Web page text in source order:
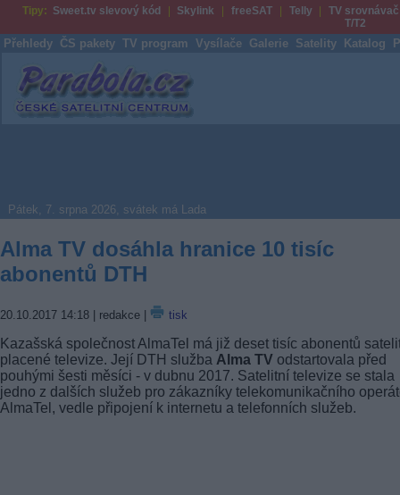
Tipy: Sweet.tv slevový kód Skylink freeSAT Telly
TV srovnávač
T/T2
Přehledy ČS pakety TV program Vysílače Galerie Satelity Katalog
Parabola.cz
Pátek, 7. srpna 2026, svátek má Lada
Alma TV dosáhla hranice 10 tisíc
abonentů DTH
20.10.2017 14:18 | redakce | tisk
Kazašská společnost AlmaTel má již deset tisíc abonentů
placené televize. Její DTH služba Alma TV odstartovala před
pouhými šesti měsíci - v dubnu 2017. Satelitní televize se stala
jedno z dalších služeb pro zákazníky telekomunikačního
AlmaTel, vedle připojení k internetu a telefonních služeb.